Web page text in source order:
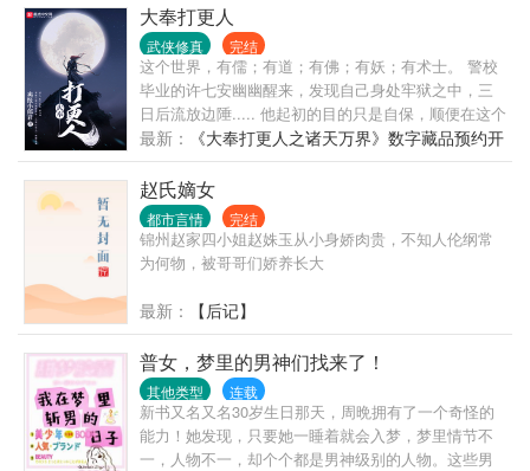
大奉打更人
武侠修真 完结
这个世界，有儒；有道；有佛；有妖；有术士。 警校
毕业的许七安幽幽醒来，发现自己身处牢狱之中，三
日后流放边陲..... 他起初的目的只是自保，顺便在这个
没有人权的社会里当个富家翁悠闲度日。 ...... 多年
后，许七安回首前尘，身后是早已逝去的敌人，以及
累累白骨。 滚滚长江东逝水，浪花淘尽英雄，是非成
败转头空。 青山依旧在，几度夕阳红。 书不悲剧！
最新：
《大奉打更人之诸天万界》数字藏品预约开
始啦！
赵氏嫡女
都市言情 完结
锦州赵家四小姐赵姝玉从小身娇肉贵，不知人伦纲常
为何物，被哥哥们娇养长大
最新： 【后记】
普女，梦里的男神们找来了！
其他类型 连载
新书又名又名30岁生日那天，周晩拥有了一个奇怪的
能力！她发现，只要她一睡着就会入梦，梦里情节不
一，人物不一，却个个都是男神级别的人物。这些男